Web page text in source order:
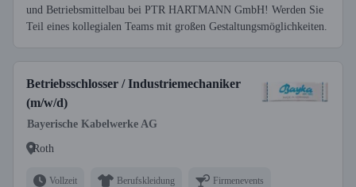
und Betriebsmittelbau bei PTR HARTMANN GmbH! Werden Sie
Teil eines kollegialen Teams mit großen Gestaltungsmöglichkeiten.
Betriebsschlosser / Industriemechaniker
(m/w/d)
Bayerische Kabelwerke AG
Roth
Vollzeit Berufskleidung Firmenevents